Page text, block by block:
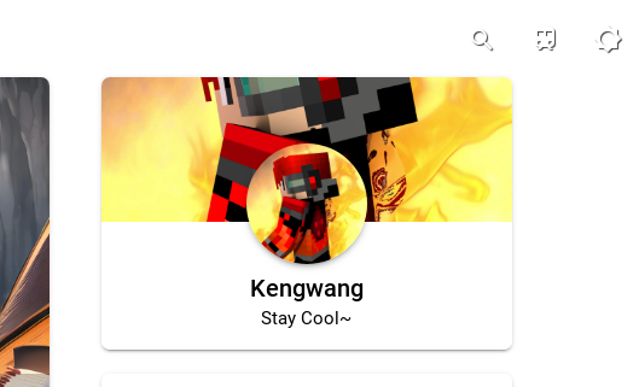
search train brightness_5
Kengwang
Stay Cool~